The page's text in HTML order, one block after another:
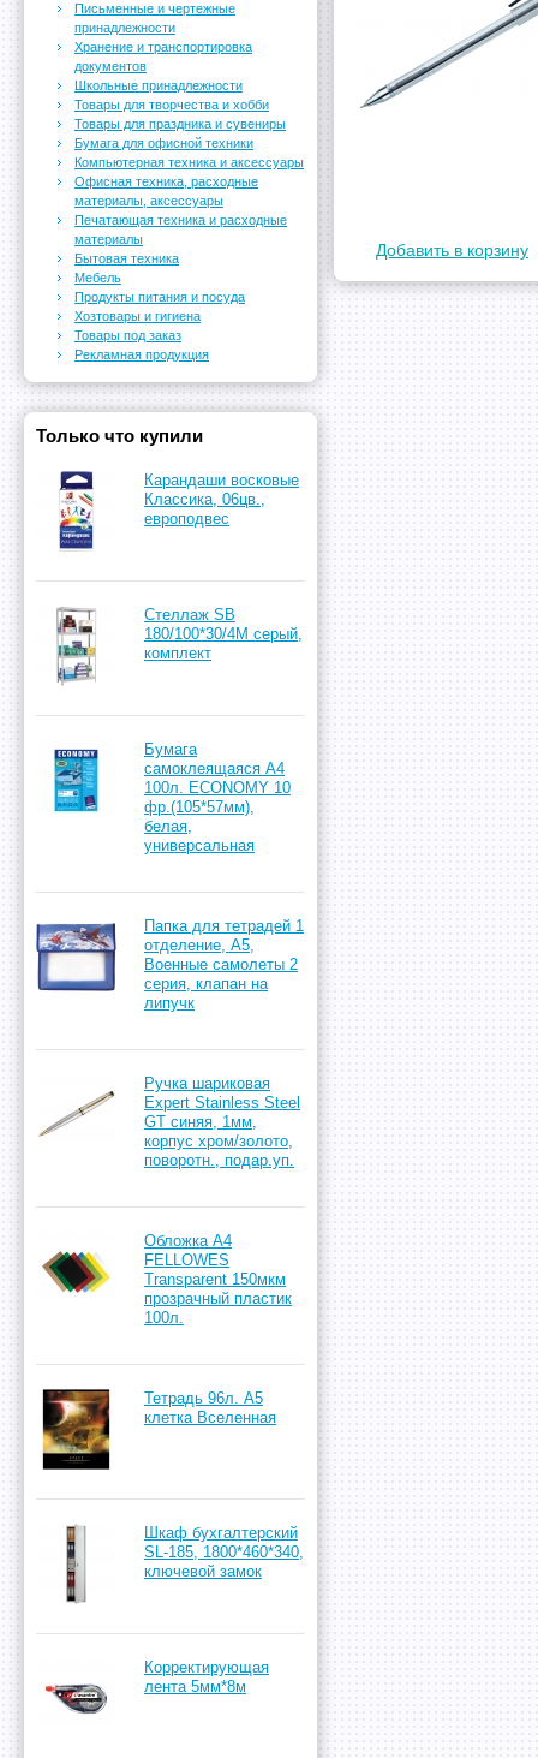
Добавить в корзину
Письменные и чертежные
принадлежности
Хранение и транспортировка
документов
Школьные принадлежности
Товары для творчества и хобби
Товары для праздника и сувениры
Бумага для офисной техники
Компьютерная техника и аксессуары
Офисная техника, расходные
материалы, аксессуары
Печатающая техника и расходные
материалы
Бытовая техника
Мебель
Продукты питания и посуда
Хозтовары и гигиена
Товары под заказ
Рекламная продукция
Только что купили
Карандаши восковые
Классика, 06цв.,
европодвес
Стеллаж SB
180/100*30/4М серый,
комплект
Бумага
самоклеящаяся А4
100л. ECONOMY 10
фр.(105*57мм),
белая,
универсальная
Папка для тетрадей 1
отделение, А5,
Военные самолеты 2
серия, клапан на
липучк
Ручка шариковая
Expert Stainless Steel
GT синяя, 1мм,
корпус хром/золото,
поворотн., подар.уп.
Обложка A4
FELLOWES
Transparent 150мкм
прозрачный пластик
100л.
Тетрадь 96л. А5
клетка Вселенная
Шкаф бухгалтерский
SL-185, 1800*460*340,
ключевой замок
Корректирующая
лента 5мм*8м